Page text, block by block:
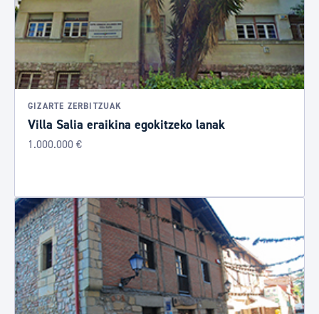
GIZARTE ZERBITZUAK
Villa Salia eraikina egokitzeko lanak
1.000.000 €